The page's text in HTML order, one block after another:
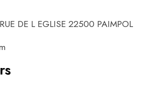
DE L EGLISE 22500 PAIMPOL